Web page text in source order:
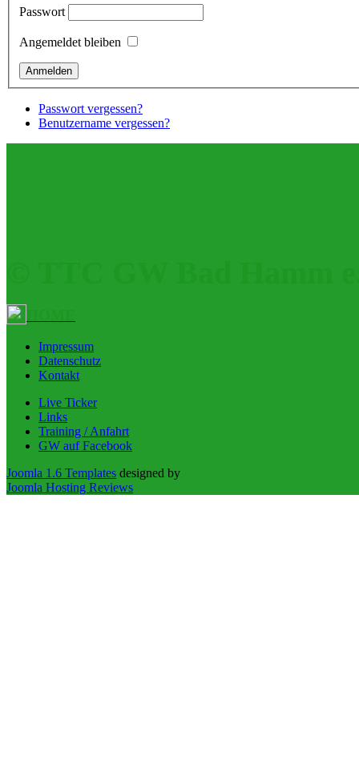
Passwort
Angemeldet bleiben
Passwort vergessen?
Benutzername vergessen?
Impressum
Datenschutz
Kontakt
Live Ticker
Links
Training / Anfahrt
GW auf Facebook
Joomla 1.6 Templates designed by
Joomla Hosting Reviews